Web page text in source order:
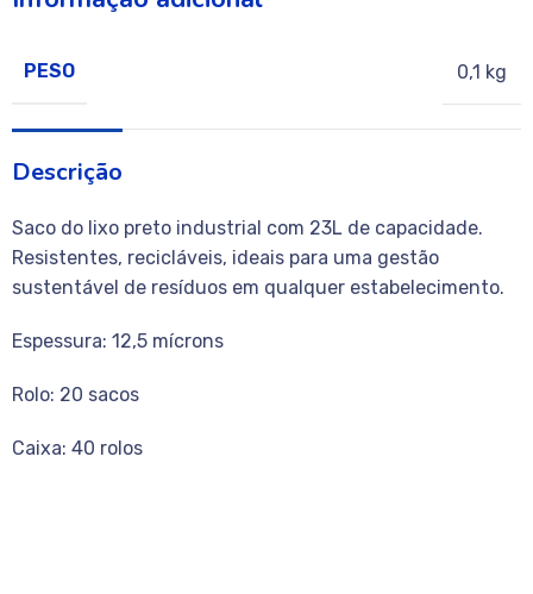
PESO 0,1 kg
Descrição
Saco do lixo preto industrial com 23L de capacidade.
Resistentes, recicláveis, ideais para uma gestão
sustentável de resíduos em qualquer estabelecimento.
Espessura: 12,5 mícrons
Rolo: 20 sacos
Caixa: 40 rolos